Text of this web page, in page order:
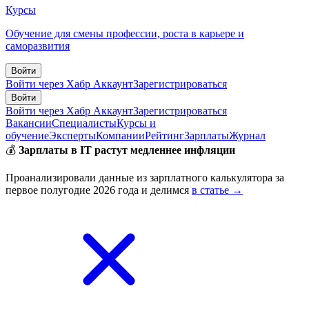
Курсы
Обучение для смены профессии, роста в карьере и
саморазвития
Войти
Войти через Хабр АккаунтЗарегистрироваться
Войти
Войти через Хабр АккаунтЗарегистрироваться
ВакансииСпециалистыКурсы и
обучениеЭкспертыКомпанииРейтингЗарплатыЖурнал
💰 Зарплаты в IT растут медленнее инфляции
Проанализировали данные из зарплатного калькулятора за
первое полугодие 2026 года и делимся в статье →